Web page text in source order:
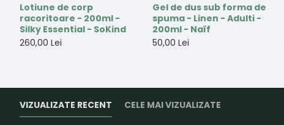
Lotiune de corp
racoritoare - 200ml -
Silky Essential - SoKind
260,00 Lei
Gel de dus sub forma de
spuma - Linen - Adulti -
200ml - Naïf
50,00 Lei
VIZUALIZATE RECENT CELE MAI VIZUALIZATE